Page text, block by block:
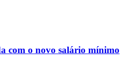
com o novo salário mínimo